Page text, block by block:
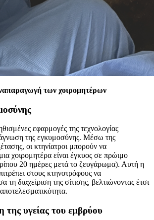
των χοιρομητέρων
εφαρμογές της τεχνολογίας
της εγκυμοσύνης. Μέσω της
οι κτηνίατροι μπορούν να
χοιρομητέρα είναι έγκυος σε πρώιμο
20 ημέρες μετά το ζευγάρωμα). Αυτή η
στους κτηνοτρόφους να
διαχείριση της σίτισης, βελτιώνοντας έτσι
υγείας του εμβρύου